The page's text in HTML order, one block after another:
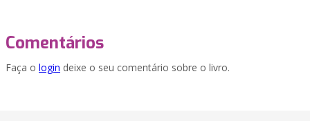
Comentários
Faça o login deixe o seu comentário sobre o livro.